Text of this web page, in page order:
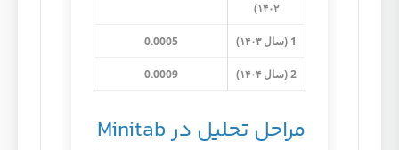
۱۴۰۲)
1 (سال ۱۴۰۳) 0.0005
2 (سال ۱۴۰۴) 0.0009
مراحل تحلیل در Minitab